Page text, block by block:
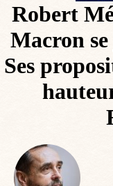
Robert
Macron
Ses